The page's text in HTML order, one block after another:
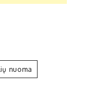
nuoma